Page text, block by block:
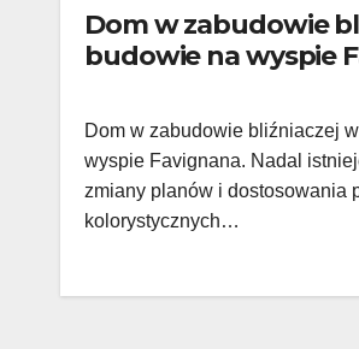
Dom w zabudowie
budowie na wyspie
Dom w zabudowie bliźniaczej
wyspie Favignana. Nadal
zmiany planów i dostosowania
kolorystycznych…